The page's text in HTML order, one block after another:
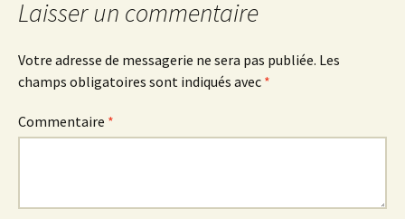
Laisser un commentaire
Votre adresse de messagerie ne sera pas publiée. Les
champs obligatoires sont indiqués avec *
Commentaire *